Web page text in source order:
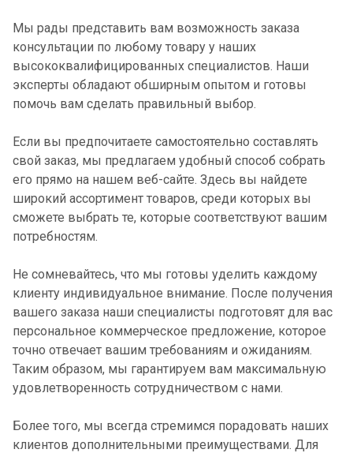
Мы рады представить вам возможность заказа
консультации по любому товару у наших
высококвалифицированных специалистов. Наши
эксперты обладают обширным опытом и готовы
помочь вам сделать правильный выбор.
Если вы предпочитаете самостоятельно составлять
свой заказ, мы предлагаем удобный способ собрать
его прямо на нашем веб-сайте. Здесь вы найдете
широкий ассортимент товаров, среди которых вы
сможете выбрать те, которые соответствуют вашим
потребностям.
Не сомневайтесь, что мы готовы уделить каждому
клиенту индивидуальное внимание. После получения
вашего заказа наши специалисты подготовят для вас
персональное коммерческое предложение, которое
точно отвечает вашим требованиям и ожиданиям.
Таким образом, мы гарантируем вам максимальную
удовлетворенность сотрудничеством с нами.
Более того, мы всегда стремимся порадовать наших
клиентов дополнительными преимуществами. Для